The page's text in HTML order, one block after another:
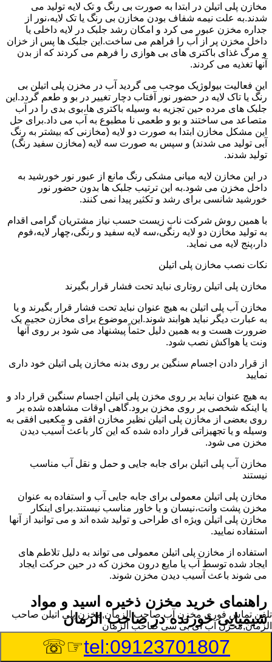
مخازن پلی اتیلن در ابتدا به صورت بی رنگ و تک لایه تولید می
شدند.به علت نیمه شفاف بودن مخازن بی رنگ یا تک لایه،نور از
جداره مخزن عبور می کرد و امکان رشد جلبک در لایه داخلی یا
داخل مخزن پر از آب را فراهم می ساخت.این جلبک ها پس از خزان
و مرگ غذای باکتری های بی هوازی را فرهم می کردند که از بدن
آنها تغذیه می کردند.
این فعالیت بیولوژیک موجب می گردید آب در مخزن پلی اتیلن بی
رنگ یا تاک لایه در حضور نور آفتاب دچار تغییر در بو و طعم گردد.این
جلبک های مرده حین تجزیه به وسیله باکتری ها،بوی بدی را در آب
متصاعد می ساختند و بو و طعمی نا مطبوع به آب می داد.برای حل
این مشکل مخازن ابتدا به صورت دو لایه (مخازنی که بیشتر به رنگ
آبی تولید می شدند) و سپس به صورت سه لایه (مخازن سفید رنگ)
تولید شدند.
در این مخازن لایه میانی مشکی رنگ مانع از عبور نور خورشید به
داخل مخزن می شود.به این ترتیب جلبک ها بدون حضور نور
خورشید شانسی برای رشد و تکثیر پیدا نمی کنند.
با همین روش شرکت ناب زیست حسب نیاز مشتریان گرامی اقدام
به تولید مخازن دو لایه رنگی،سه لایه سفید و رنگی،چهار لایه،فوم
دار،پنج لایه می نماید.
نکات نصب مخازن پلی اتیلن
مخازن پلی اتیلن روتاری نباید تحت فشار قرار بگیرند
مخازن آب پلی اتیلن به هیچ عنوان نباید تحت فشار قرار بگیرند و یا
به عبارت دیگر نباید هوابند شوند.این موضوع برای مخازن حجیم یک
ضرورت هست و به همین دلیل حتماً پیشنهاد می شود بر روی آنها
ونت یا هواکش نصب شود.
از قرار دادن اجسام سنگین بر روی بدنه مخازن پلی اتیلن خود داری
نمایید
به هیچ عنوان نباید بر روی مخزن پلی اتیلن اجسام سنگین قرار داد و
یا اینکه شخصی بر روی مخزن برود.گاهی اوقات مشاهده شده بر
روی بعضی از مخازن پلی اتیلن نظیر مخازن افقی و مکعبی افقی به
وسیله و یا تجهیزاتی قرار داده شده که این کار باعث آسیب دیدن
مخزن می شود.
مخازن آب پلی اتیلن برای جابه جایی و حمل و نقل آب مناسب
نیستند
مخازن پلی اتیلن معمولی برای جابه جایی آب و استفاده به عنوان
مخزن پشت وانت،نیسان و یا خاور مناسب نیستند.برای اینکار
مخازن پلی اتیلن ویژه ای طراحی و تولید شده اند و می توانید از آنها
استفاده نمایید.
استفاده از مخازن پلی اتیلن معمولی می تواند به دلیل تلاطم های
ایجاد شده توسط آب یا مایع درون مخزن که در حین حرکت ایجاد
می شوند باعث آسیب دیدن مخزن شوند.
راهنمای خرید مخزن ذخیره اسید و مواد
شیمیایی خورنده در صاحب الزمان
مخزن ذخیره اسید و مواد شیمیایی باید به گونه ای تولید شوند که
بتوانند در برابر چگالی نسبتا بالا و خورندگی انواع اسیدها مقاومت
تلفن تماس فوری مخزن آب صاحب الزمان,مخزن پلی اتیلن صاحب
الزمان,مخزن آب ای بی سی صاحب الزمان
tel:09123701807
☞☏